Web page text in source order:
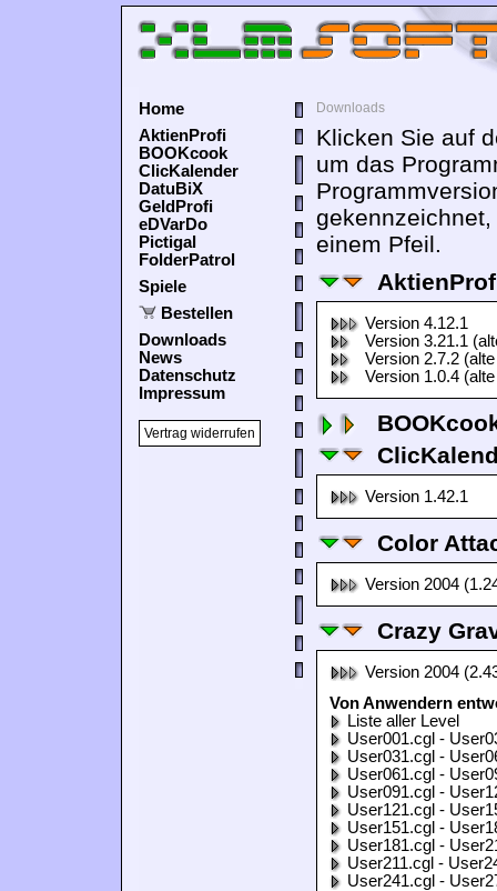
Home
AktienProfi
BOOKcook
ClicKalender
DatuBiX
GeldProfi
eDVarDo
Pictigal
FolderPatrol
Spiele
Bestellen
Downloads
News
Datenschutz
Impressum
Vertrag widerrufen
Downloads
Klicken Sie auf
um das
einem Pfeil.
Version 4.12.1
Version 3.21.1
Version 2.7.2
Version 1.0.4
Version 1.42.1
Color
Version 2004
Crazy
Version 2004
Von Anwendern
Liste aller Level
User001.cgl -
User031.cgl -
User061.cgl -
User091.cgl -
User121.cgl -
User151.cgl -
User181.cgl -
User211.cgl -
User241.cgl -